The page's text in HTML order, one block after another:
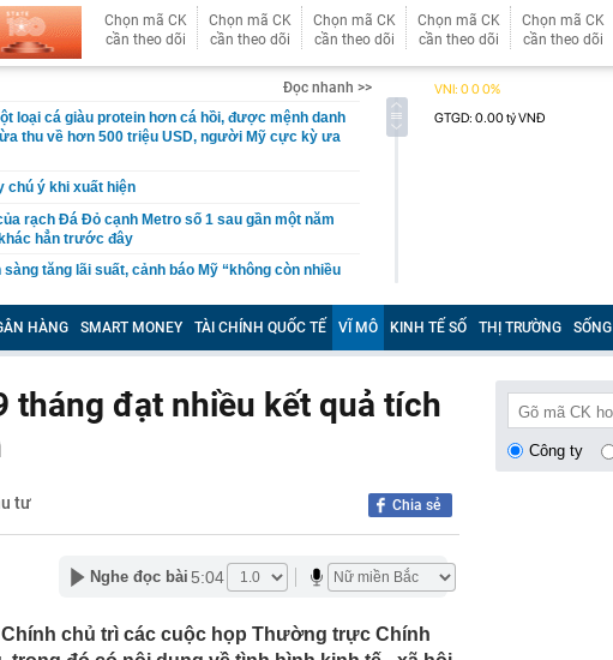
Chọn mã CK
cần theo dõi
Chọn mã CK
cần theo dõi
Chọn mã CK
cần theo dõi
Chọn mã CK
cần theo dõi
Chọn mã CK
cần theo dõi
Đọc nhanh >>
loại cá giàu protein hơn cá hồi, được mệnh danh
thu về hơn 500 triệu USD, người Mỹ cực kỳ ưa
chú ý khi xuất hiện
rạch Đá Đỏ cạnh Metro số 1 sau gần một năm
hẳn trước đây
sàng tăng lãi suất, cảnh báo Mỹ “không còn nhiều
bỗng phát hiện cảnh tượng "nổi da gà" liền bỏ
“nổ” có 100 tỷ USD làm đường sắt cao tốc Bắc
nhịp, nơi lớn hơn địa điểm trao giải Oscar… do
thế giới thiết kế cũng dần lộ diện
Thị Nguyên SN 2001
cũ được cho là “đáng mua nhất” hiện nay
HÀNG SMART MONEY TÀI CHÍNH QUỐC TẾ VĨ MÔ KINH TẾ SỐ THỊ TRƯỜNG SỐNG
tháng đạt nhiều kết quả tích
tư Chia sẻ
Nghe đọc bài 5:04
chủ trì các cuộc họp Thường trực Chính
Công ty